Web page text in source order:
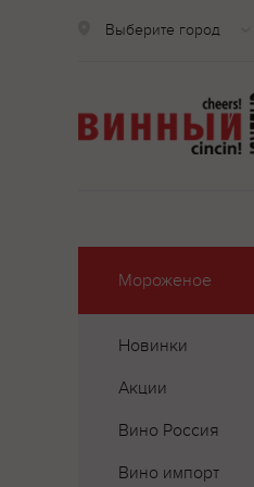
Выберите город
Мороженое
Новинки
Акции
Вино Россия
Вино импорт